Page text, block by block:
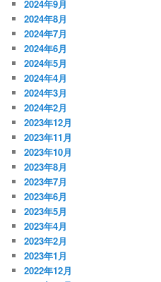
2024年9月
2024年8月
2024年7月
2024年6月
2024年5月
2024年4月
2024年3月
2024年2月
2023年12月
2023年11月
2023年10月
2023年8月
2023年7月
2023年6月
2023年5月
2023年4月
2023年2月
2023年1月
2022年12月